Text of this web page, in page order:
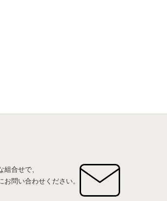
合せで、
問い合わせください。